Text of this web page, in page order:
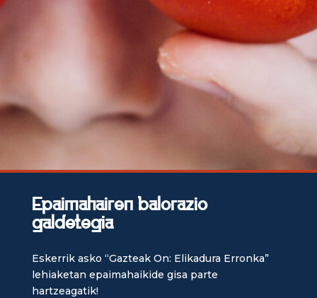
Epaimahairen balorazio
galdetegia
Eskerrik asko “Gazteak On: Elikadura Erronka”
lehiaketan epaimahaikide gisa parte
hartzeagatik!